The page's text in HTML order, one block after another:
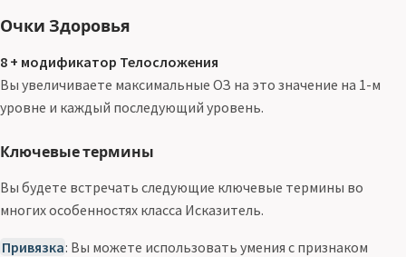
Очки Здоровья
8 + модификатор Телосложения
Вы увеличиваете максимальные ОЗ на это значение на 1-м
уровне и каждый последующий уровень.
Ключевые термины
Вы будете встречать следующие ключевые термины во
многих особенностях класса Исказитель.
Привязка: Вы можете использовать умения с признаком